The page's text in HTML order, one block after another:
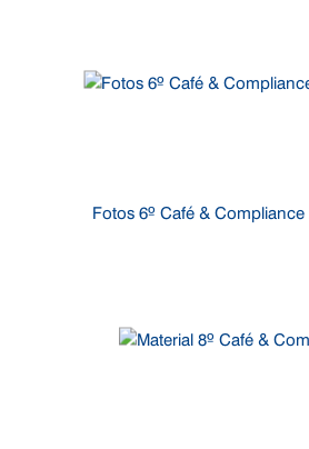
Fotos 6º Café & Compliance